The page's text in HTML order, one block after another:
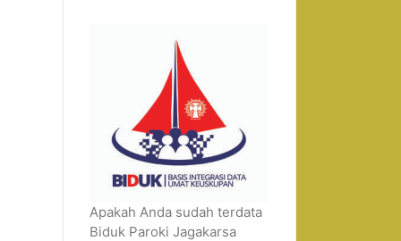
Apakah Anda sudah terdata
Biduk Paroki Jagakarsa